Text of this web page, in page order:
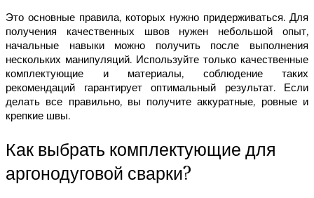
Это основные правила, которых нужно придерживаться. Для
получения качественных швов нужен небольшой опыт,
начальные навыки можно получить после выполнения
нескольких манипуляций. Используйте только качественные
комплектующие и материалы, соблюдение таких
рекомендаций гарантирует оптимальный результат. Если
делать все правильно, вы получите аккуратные, ровные и
крепкие швы.
Как выбрать комплектующие для
аргонодуговой сварки?